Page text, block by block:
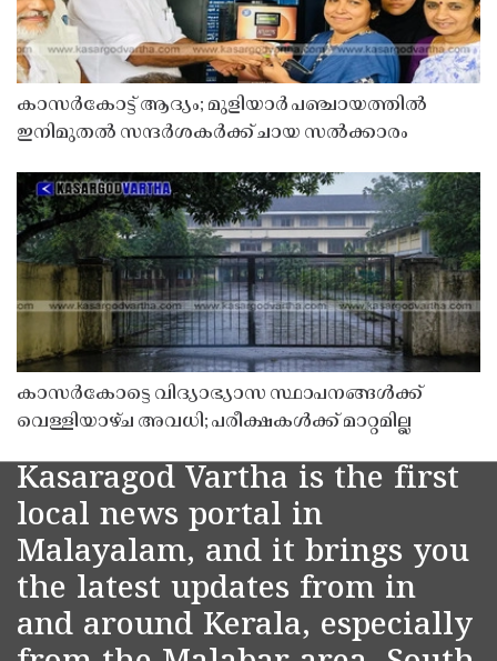
കാസർകോട്ട് ആദ്യം; മുളിയാർ പഞ്ചായത്തിൽ
ഇനിമുതൽ സന്ദർശകർക്ക് ചായ സൽക്കാരം
കാസർകോട്ടെ വിദ്യാഭ്യാസ സ്ഥാപനങ്ങൾക്ക്
വെള്ളിയാഴ്ച അവധി; പരീക്ഷകൾക്ക് മാറ്റമില്ല
Kasaragod Vartha is the first
local news portal in
Malayalam, and it brings you
the latest updates from in
and around Kerala, especially